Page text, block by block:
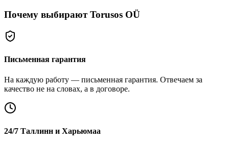
Почему выбирают Torusos OÜ
Письменная гарантия
На каждую работу — письменная гарантия. Отвечаем за
качество не на словах, а в договоре.
24/7 Таллинн и Харьюмаа